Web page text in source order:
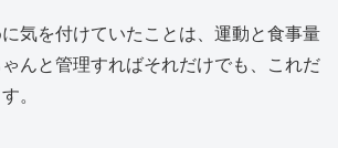
気を付けていたことは、運動と食事量
んと管理すればそれだけでも、これだ
。